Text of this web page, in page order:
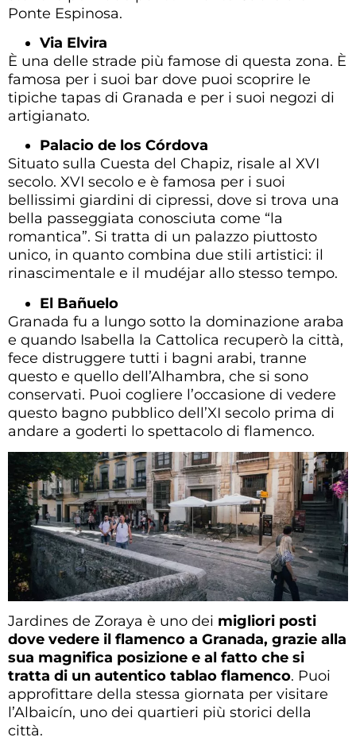
Ponte Espinosa.
Via Elvira
È una delle strade più famose di questa zona. È
famosa per i suoi bar dove puoi scoprire le
tipiche tapas di Granada e per i suoi negozi di
artigianato.
Palacio de los Córdova
Situato sulla Cuesta del Chapiz, risale al XVI
secolo. XVI secolo e è famosa per i suoi
bellissimi giardini di cipressi, dove si trova una
bella passeggiata conosciuta come “la
romantica”. Si tratta di un palazzo piuttosto
unico, in quanto combina due stili artistici: il
rinascimentale e il mudéjar allo stesso tempo.
El Bañuelo
Granada fu a lungo sotto la dominazione araba
e quando Isabella la Cattolica recuperò la città,
fece distruggere tutti i bagni arabi, tranne
questo e quello dell’Alhambra, che si sono
conservati. Puoi cogliere l’occasione di vedere
questo bagno pubblico dell’XI secolo prima di
andare a goderti lo spettacolo di flamenco.
Jardines de Zoraya è uno dei migliori posti
dove vedere il flamenco a Granada, grazie alla
sua magnifica posizione e al fatto che si
tratta di un autentico tablao flamenco. Puoi
approfittare della stessa giornata per visitare
l’Albaicín, uno dei quartieri più storici della
città.